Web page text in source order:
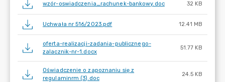
wzór-oswiadczenia_rachunek-bankowy.doc 32 KB
Uchwała nr 516/2023.pdf 12.41 MB
oferta-realizacji-zadania-publicznego-
zalacznik-nr-1.docx
51.77 KB
Oświadczenie o zapoznaniu się z
regulaminrm (3).doc
24.5 KB